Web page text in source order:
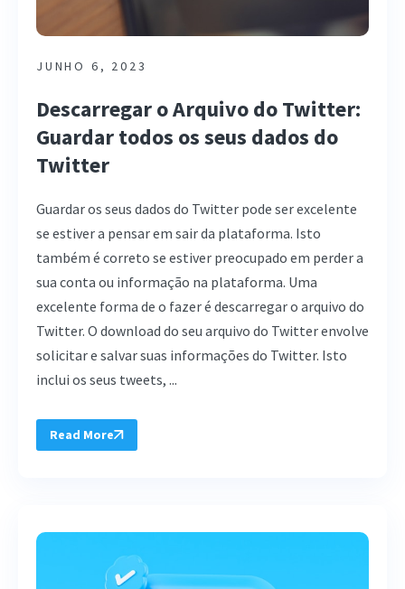
JUNHO 6, 2023
Descarregar o Arquivo do Twitter:
Guardar todos os seus dados do
Twitter
Guardar os seus dados do Twitter pode ser excelente
se estiver a pensar em sair da plataforma. Isto
também é correto se estiver preocupado em perder a
sua conta ou informação na plataforma. Uma
excelente forma de o fazer é descarregar o arquivo do
Twitter. O download do seu arquivo do Twitter envolve
solicitar e salvar suas informações do Twitter. Isto
inclui os seus tweets, ...
Read More